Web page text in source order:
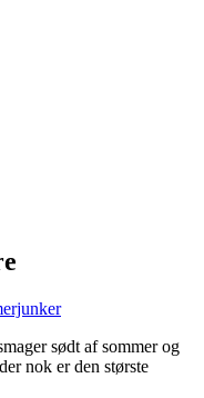
sødt af sommer og
nok er den største